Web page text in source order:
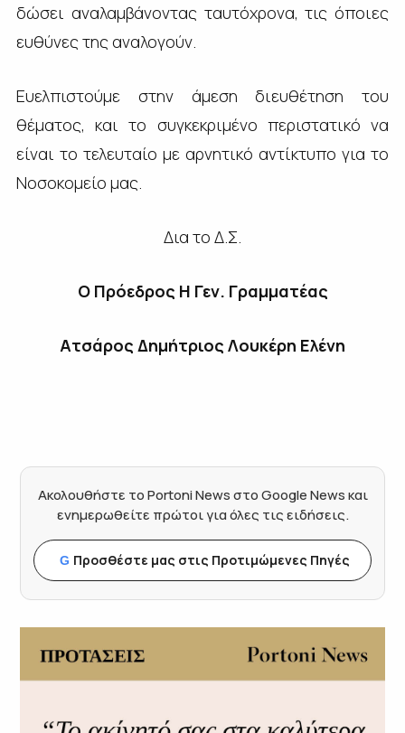
δώσει αναλαμβάνοντας ταυτόχρονα, τις όποιες
ευθύνες της αναλογούν.
Ευελπιστούμε στην άμεση διευθέτηση του
θέματος, και το συγκεκριμένο περιστατικό να
είναι το τελευταίο με αρνητικό αντίκτυπο για το
Νοσοκομείο μας.
Δια το Δ.Σ.
Ο Πρόεδρος Η Γεν. Γραμματέας
Ατσάρος Δημήτριος Λουκέρη Ελένη
Ακολουθήστε το Portoni News στο Google News και
ενημερωθείτε πρώτοι για όλες τις ειδήσεις.
G Προσθέστε μας στις Προτιμώμενες Πηγές